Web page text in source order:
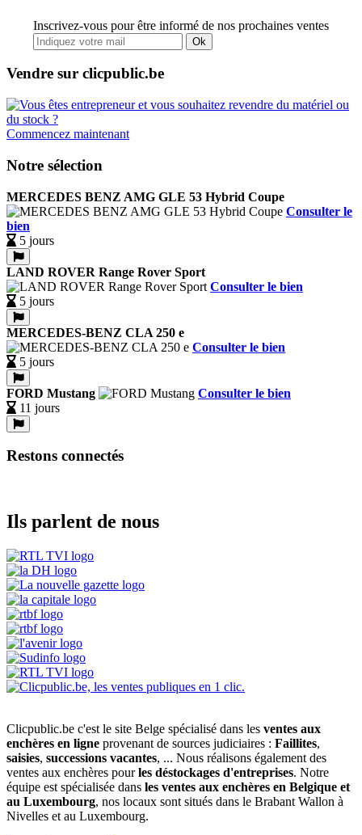
Inscrivez-vous pour être informé de nos prochaines ventes
Ok
Vendre sur clicpublic.be
Commencez maintenant
Notre sélection
MERCEDES BENZ AMG GLE 53 Hybrid Coupe
Consulter le
bien
5 jours
LAND ROVER Range Rover Sport
Consulter le bien
5 jours
MERCEDES-BENZ CLA 250 e
Consulter le bien
5 jours
FORD Mustang
Consulter le bien
11 jours
Restons connectés
Ils parlent de nous
Clicpublic.be c'est le site Belge spécialisé dans les ventes aux
enchères en ligne provenant de sources judiciaires : Faillites,
saisies, successions vacantes, ... Nous réalisons également des
ventes aux enchères pourles déstockages d'entreprises. Notre
équipe est spécialisée dans les ventes aux enchères en Belgique et
au Luxembourg, nos locaux sont situés dans le Brabant Wallon à
Nivelles et au Luxembourg.